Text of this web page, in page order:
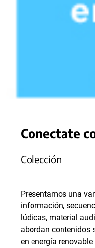
Conectate
Colección
Presentamos una
información,
lúdicas, material
abordan contenidos
en energía